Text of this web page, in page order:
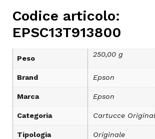
Codice articolo:
EPSC13T913800
Peso 250,00 g
Brand Epson
Marca Epson
Categoria Cartucce
Tipologia Originale